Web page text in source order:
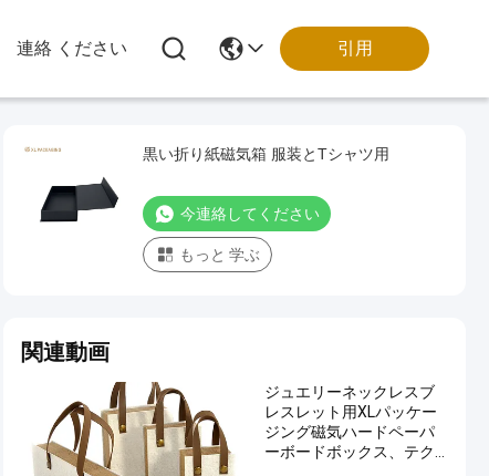
連絡 ください 引用
黒い折り紙磁気箱 服装とTシャツ用
今連絡してください
もっと 学ぶ
関連動画
ジュエリーネックレスブ
レスレット用XLパッケー
ジング磁気ハードペーパ
ーボードボックス、テク